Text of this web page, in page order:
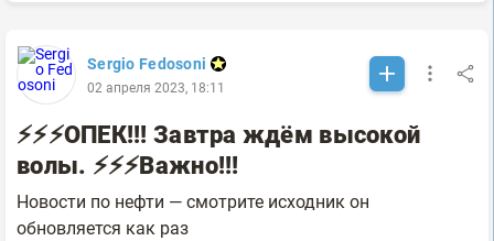
Sergio Fedosoni
02 апреля 2023, 18:11
⚡️⚡️⚡️ОПЕК!!! Завтра ждём высокой
волы. ⚡️⚡️⚡️Важно!!!
Новости по нефти — смотрите исходник он
обновляется как раз